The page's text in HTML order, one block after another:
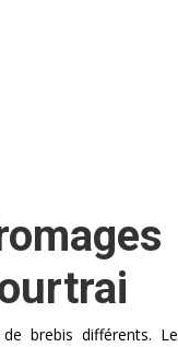
brebis différents. Le